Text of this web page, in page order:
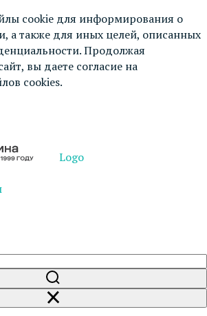
cookie для информирования о
а также для иных целей, описанных
. Продолжая
вы даете согласие на
cookies.
Logo